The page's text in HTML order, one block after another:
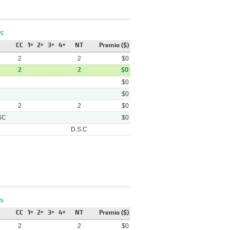
CC 1º 2º 3º 4º NT Premio ($)
2 2 $0
2 2 $0
$0
$0
2 2
$0
$0
D.S.C
Arena
Sundown - (5 1/2) Olympian
CC 1º 2º 3º 4º NT Premio ($)
2 2 $0